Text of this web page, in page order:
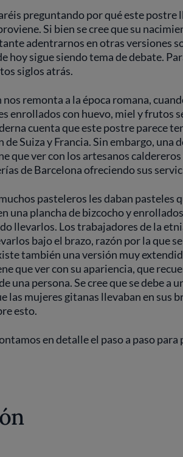
preguntando por qué este postre
Si bien se cree que su
adentrarnos en otras versiones
hoy sigue siendo tema de debate.
siglos atrás.
remonta a la época romana,
enrollados con huevo, miel y frutos
cuenta que este postre parece
de Suiza y Francia. Sin embargo, una
que ver con los artesanos
de Barcelona ofreciendo sus
pasteleros les daban pasteles
una plancha de bizcocho y
llevarlos. Los trabajadores de la
bajo el brazo, razón por la que
también una versión muy
que ver con su apariencia, que
una persona. Se cree que se debe a
las mujeres gitanas llevaban en sus
esto.
en detalle el paso a paso para